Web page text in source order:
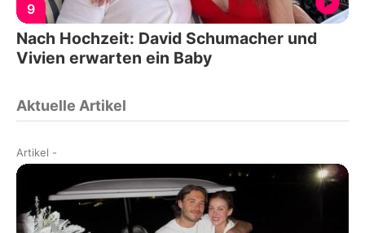
9
Nach Hochzeit: David Schumacher und
Vivien erwarten ein Baby
Aktuelle Artikel
Artikel -